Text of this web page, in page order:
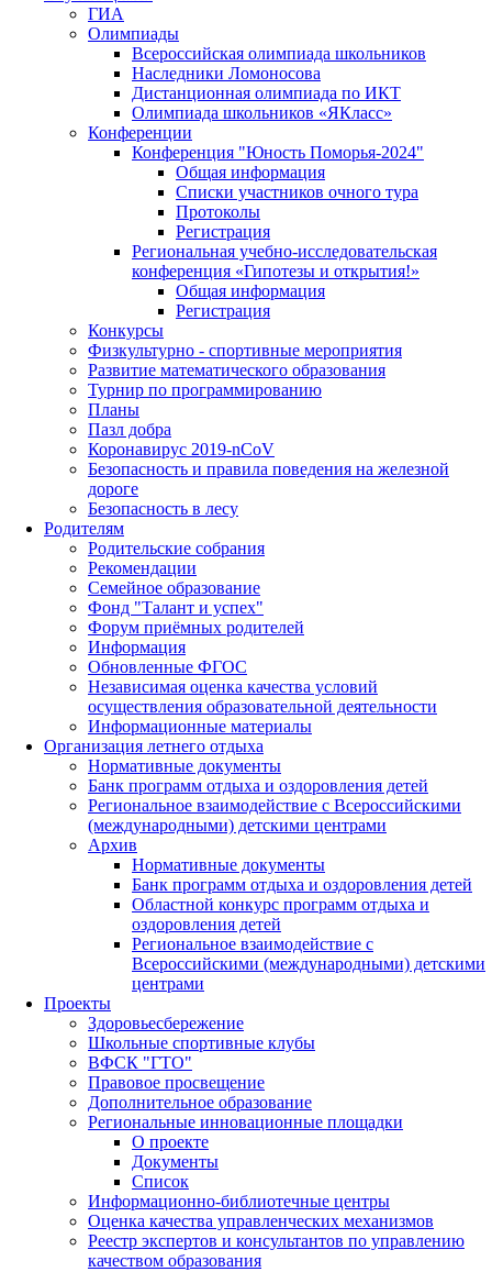
ГИА
Олимпиады
Всероссийская олимпиада школьников
Наследники Ломоносова
Дистанционная олимпиада по ИКТ
Олимпиада школьников «ЯКласс»
Конференции
Конференция "Юность Поморья-2024"
Общая информация
Списки участников очного тура
Протоколы
Регистрация
Региональная учебно-исследовательская
конференция «Гипотезы и открытия!»
Общая информация
Регистрация
Конкурсы
Физкультурно - спортивные мероприятия
Развитие математического образования
Турнир по программированию
Планы
Пазл добра
Коронавирус 2019-nCoV
Безопасность и правила поведения на железной
дороге
Безопасность в лесу
Родителям
Родительские собрания
Рекомендации
Семейное образование
Фонд "Талант и успех"
Форум приёмных родителей
Информация
Обновленные ФГОС
Независимая оценка качества условий
осуществления образовательной деятельности
Информационные материалы
Организация летнего отдыха
Нормативные документы
Банк программ отдыха и оздоровления детей
Региональное взаимодействие с Всероссийскими
(международными) детскими центрами
Архив
Нормативные документы
Банк программ отдыха и оздоровления детей
Областной конкурс программ отдыха и
оздоровления детей
Региональное взаимодействие с
Всероссийскими (международными) детскими
центрами
Проекты
Здоровьесбережение
Школьные спортивные клубы
ВФСК "ГТО"
Правовое просвещение
Дополнительное образование
Региональные инновационные площадки
О проекте
Документы
Список
Информационно-библиотечные центры
Оценка качества управленческих механизмов
Реестр экспертов и консультантов по управлению
качеством образования